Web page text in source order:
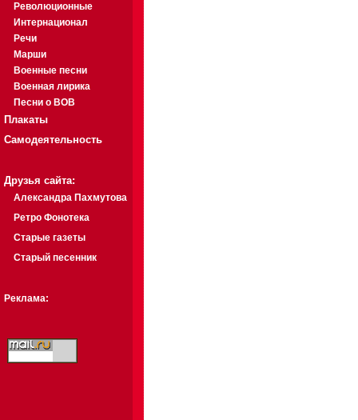
Революционные
Интернационал
Речи
Марши
Военные песни
Военная лирика
Песни о ВОВ
Плакаты
Самодеятельность
Друзья сайта:
Александра Пахмутова
Ретро Фонотека
Старые газеты
Старый песенник
Реклама: